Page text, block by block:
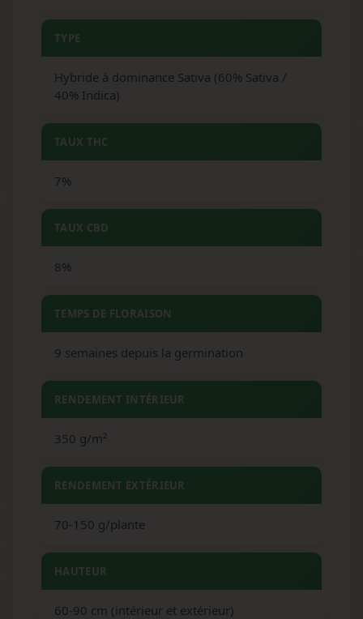
TYPE
Hybride à dominance Sativa (60% Sativa /
40% Indica)
TAUX THC
7%
TAUX CBD
8%
TEMPS DE FLORAISON
9 semaines depuis la germination
RENDEMENT INTÉRIEUR
350 g/m²
RENDEMENT EXTÉRIEUR
70-150 g/plante
HAUTEUR
60-90 cm (intérieur et extérieur)